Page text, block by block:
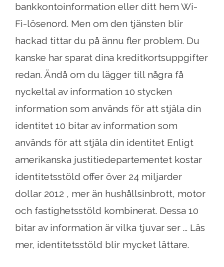
bankkontoinformation eller ditt hem Wi-
Fi-lösenord. Men om den tjänsten blir
hackad tittar du på ännu fler problem. Du
kanske har sparat dina kreditkortsuppgifter
redan. Ändå om du lägger till några få
nyckeltal av information 10 stycken
information som används för att stjäla din
identitet 10 bitar av information som
används för att stjäla din identitet Enligt
amerikanska justitiedepartementet kostar
identitetsstöld offer över 24 miljarder
dollar 2012 , mer än hushållsinbrott, motor
och fastighetsstöld kombinerat. Dessa 10
bitar av information är vilka tjuvar ser ... Läs
mer, identitetsstöld blir mycket lättare.